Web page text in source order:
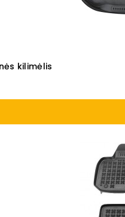
kilimėlis